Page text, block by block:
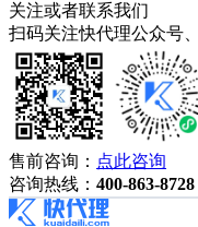
关注或者联系我们
扫码关注快代理公众号
售前咨询： 点此咨询
咨询热线： 400-863-8728